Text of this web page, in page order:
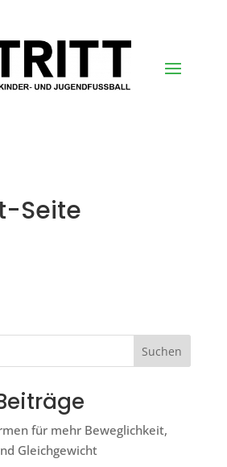
Seite
Suchen
für mehr Beweglichkeit,
Gleichgewicht